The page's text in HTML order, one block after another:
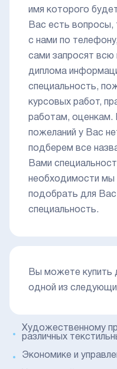
имя которого
Вас есть
с нами по
сами запросят всю
диплома
специальность,
курсовых работ,
работам, оценкам.
пожеланий у Вас
подберем все
Вами
необходимости
подобрать для
специальность.
Вы можете купить
одной из
Художественному
различных
Экономике и